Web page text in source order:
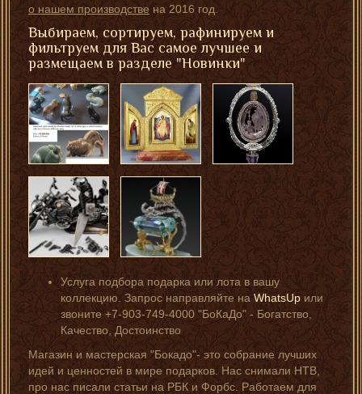
о нашем производствена 2016 год.
Выбираем, сортируем, рафинируем и
фильтруем для Вас самое лучшее и
размещаем в разделе "Новинки"
Услуга подбора подарка или лота в вашу
коллекцию. Запрос направляйте наWhatsUpили
звоните +7-903-749-4000 "БоКаДо" - Богатство,
Качество, Достоинство
Магазин и мастерская "Бокадо"- это собрание лучших
идей и ценностей в мире подарков. Нас снимали НТВ,
про нас писали статьи на РБК и Форбс. Работаем для